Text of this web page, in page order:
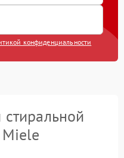
конфиденциальности